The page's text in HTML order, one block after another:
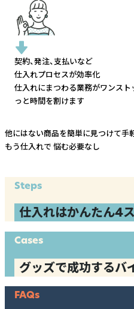
契約、発注、支払いなど
仕入れプロセスが効率化
仕入れにまつわる業務がワンスト
っと時間を割けます
他にはない商品を簡単に見つけて手
もう仕入れで 悩む必要なし
Steps
仕入れはかんたん4
Cases
グッズで成功するバ
FAQs